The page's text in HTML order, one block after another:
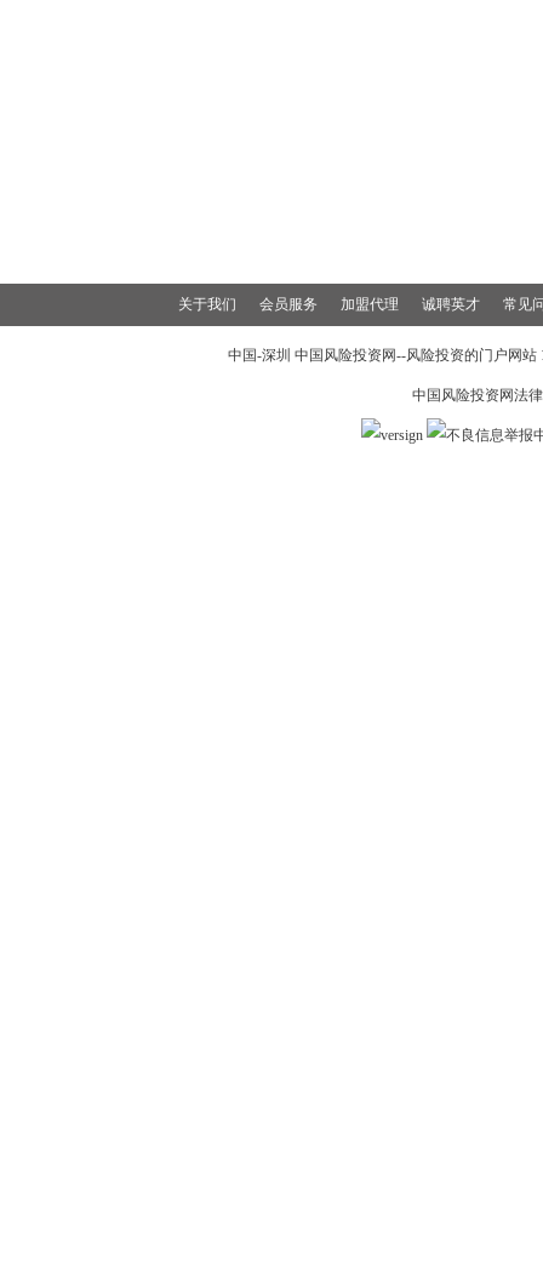
关于我们 会员服务 加盟代理 诚聘英才 常见
中国-深圳 中国风险投资网--风险投资的门户网
中国风险投资网法